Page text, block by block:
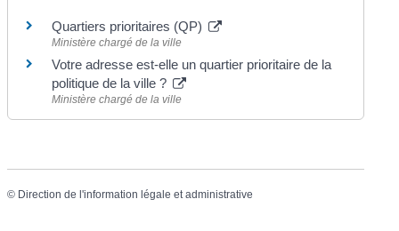
Quartiers prioritaires (QP)
Ministère chargé de la ville
Votre adresse est-elle un quartier prioritaire de la
politique de la ville ?
Ministère chargé de la ville
© Direction de l'information légale et administrative